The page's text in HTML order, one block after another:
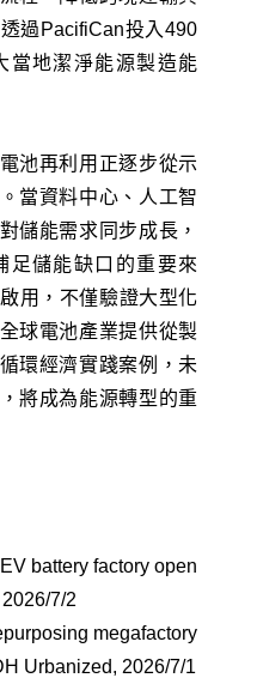
過PacifiCan投入490
當地潔淨能源製造能
池再利用正逐步從示
當資料中心、人工智
儲能需求同步成長，
足儲能缺口的重要來
用，不僅驗證大型化
球電池產業提供從製
環經濟實踐案例，未
將成為能源轉型的重
battery factory open
7/2
megafactory
Urbanized, 2026/7/1